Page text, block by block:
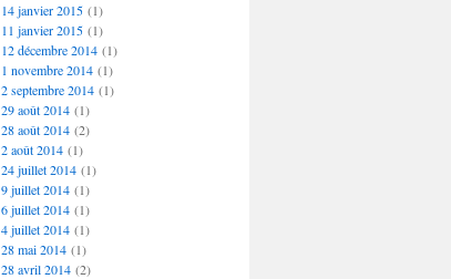
14 janvier 2015(1)
11 janvier 2015(1)
12 décembre 2014(1)
1 novembre 2014(1)
2 septembre 2014(1)
29 août 2014(1)
28 août 2014(2)
2 août 2014(1)
24 juillet 2014(1)
9 juillet 2014(1)
6 juillet 2014(1)
4 juillet 2014(1)
28 mai 2014(1)
28 avril 2014(2)